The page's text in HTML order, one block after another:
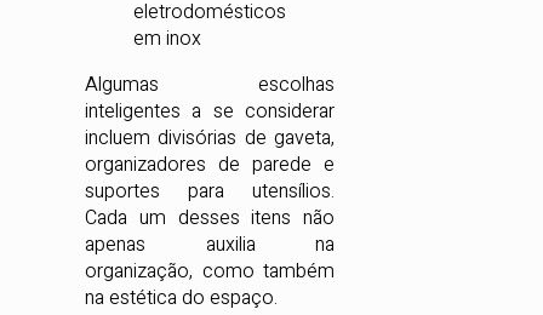
Algumas escolhas
inteligentes a se considerar
incluem divisórias de gaveta,
organizadores de parede e
suportes para utensílios.
Cada um desses itens não
apenas auxilia na
organização, como também
na estética do espaço.